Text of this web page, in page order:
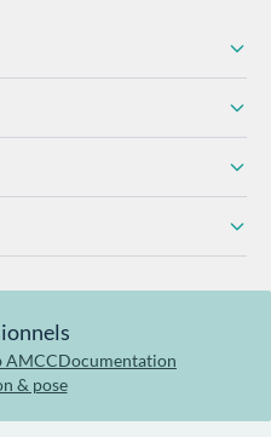
AMCCDocumentation
& pose